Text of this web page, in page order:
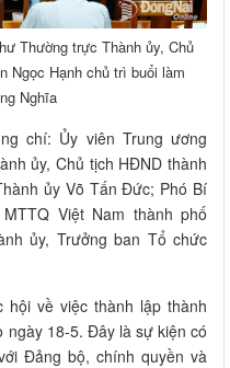
Thường trực Thành ủy, Chủ
Ngọc Hạnh chủ trì buổi làm
Nghĩa
chí: Ủy viên Trung ương
ủy, Chủ tịch HĐND thành
ủy Võ Tấn Đức; Phó Bí
Việt Nam thành phố
ủy, Trưởng ban Tổ chức
hội về việc thành lập thành
18-5. Đây là sự kiện có
Đảng bộ, chính quyền và